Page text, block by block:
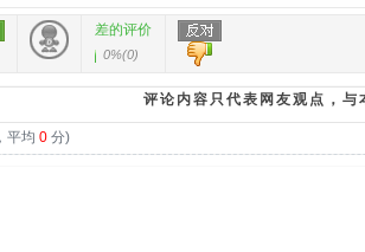
差的评价
0%(0)
评论内容只代表网友观点，与
平均 0 分)